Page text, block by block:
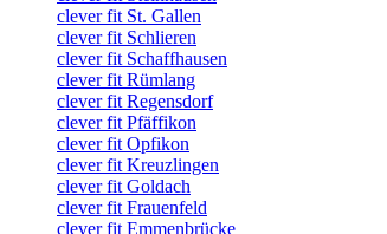
clever fit St. Gallen
clever fit Schlieren
clever fit Schaffhausen
clever fit Rümlang
clever fit Regensdorf
clever fit Pfäffikon
clever fit Opfikon
clever fit Kreuzlingen
clever fit Goldach
clever fit Frauenfeld
clever fit Emmenbrücke